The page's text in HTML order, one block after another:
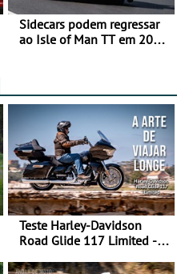
Sidecars podem regressar
ao Isle of Man TT em 2027
Teste Harley-Davidson
Road Glide 117 Limited - A